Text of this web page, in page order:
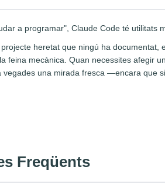
a programar", Claude Code té utilitats
heretat que ningú ha
feina mecànica. Quan necessites afegir
vegades una mirada fresca —encara que
Freqüents